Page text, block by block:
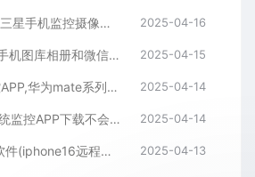
三星手机监控微信,三星手机监控摄像头,三星手机监控软件APP下载 2025-04-16
教你如何查看别人手机图库相册和微信聊天记录 2025-04-15
华为mate手机监控APP,华为mate系列手机远程同屏监控APP 2025-04-14
iphone苹果手机系统监控APP下载不会被对方发现 2025-04-14
IOS苹果手机监控软件(iphone16远程同屏监控APP) 2025-04-13